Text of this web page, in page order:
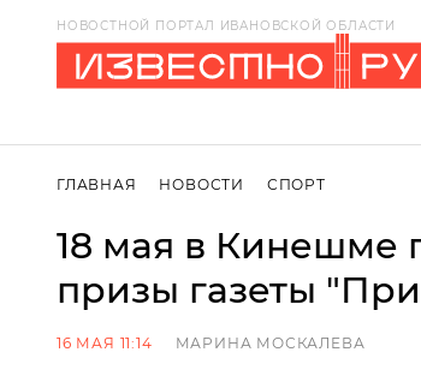
НОВОСТНОЙ ПОРТАЛ ИВАНОВСКОЙ ОБЛАСТИ
ГЛАВНАЯ НОВОСТИ СПОРТ
18 мая в Кинешме
призы газеты
16 МАЯ 11:14 МАРИНА МОСКАЛЕВА